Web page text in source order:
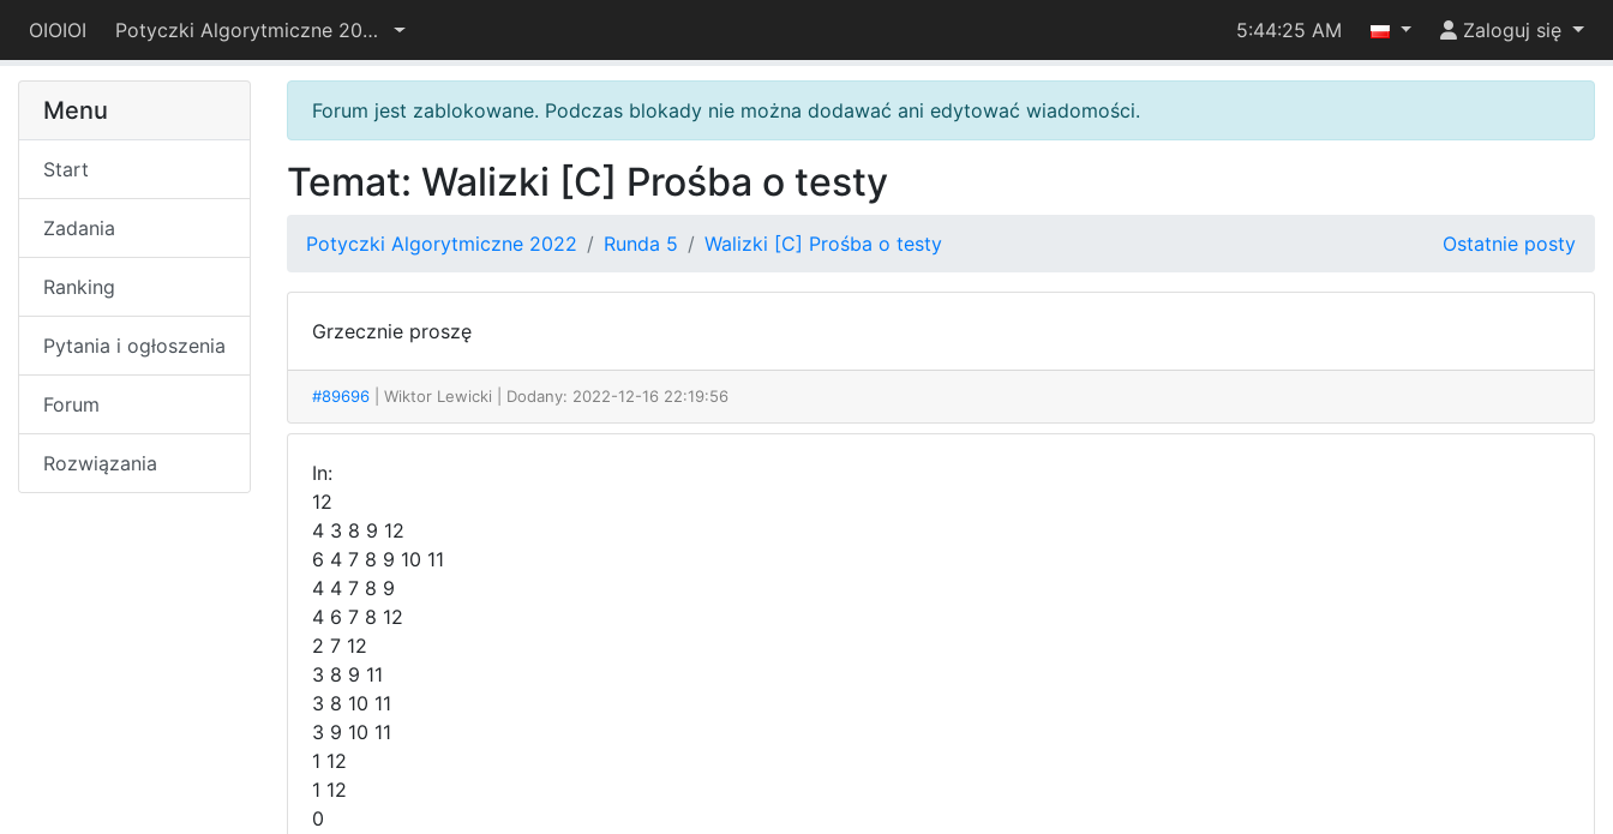
OIOIOI Potyczki Algorytmiczne 2022 5:44:25 AM Zaloguj się
Menu
Start
Zadania
Ranking
Pytania i ogłoszenia
Forum
Rozwiązania
Forum jest zablokowane. Podczas blokady nie można dodawać ani edytować wiadomości.
Temat: Walizki [C] Prośba o testy
Potyczki Algorytmiczne 2022 Runda 5 Walizki [C] Prośba o testy Ostatnie posty
Grzecznie proszę
#89696 | Wiktor Lewicki | Dodany: 2022-12-16 22:19:56
In:
12
4 3 8 9 12
6 4 7 8 9 10 11
4 4 7 8 9
4 6 7 8 12
2 7 12
3 8 9 11
3 8 10 11
3 9 10 11
1 12
1 12
0